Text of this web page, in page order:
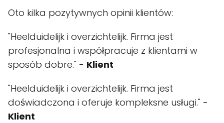
Oto kilka pozytywnych opinii klientów:
"Heelduidelijk i overzichtelijk. Firma jest
profesjonalna i współpracuje z klientami w
sposób dobre." - Klient
"Heelduidelijk i overzichtelijk. Firma jest
doświadczona i oferuje kompleksne usługi." -
Klient